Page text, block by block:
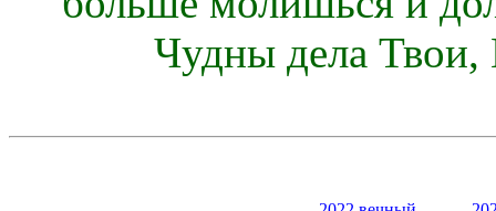
Чудны дела Твои,